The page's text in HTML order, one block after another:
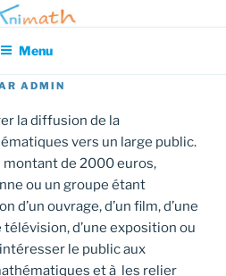
en Mathématiques
Menu
ADMIN
la diffusion de la
vers un large public.
montant de 2000 euros,
ou un groupe étant
d’un ouvrage, d’un film, d’une
d’une exposition ou
le public aux
et à les relier